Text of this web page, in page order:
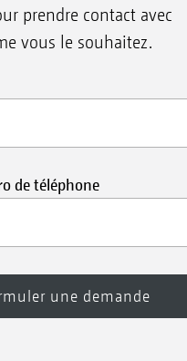
prendre contact avec
vous le souhaitez.
de téléphone